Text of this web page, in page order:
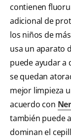
contienen
adicional de
los niños de
usa un aparato
puede ayudar a
se quedan
mejor limpieza
acuerdo con
también puede
dominan el